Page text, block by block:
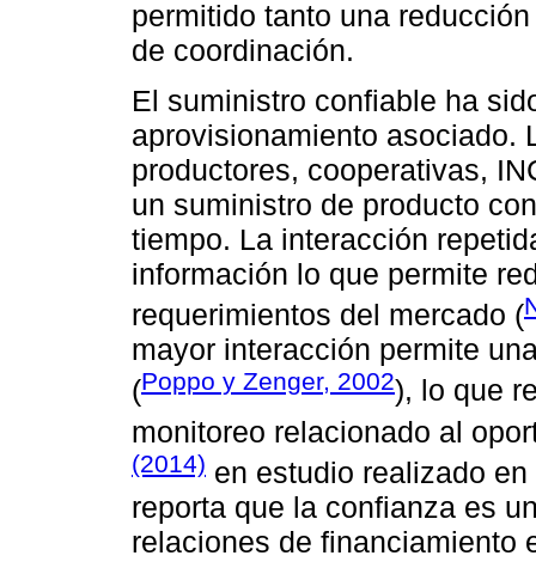
permitido tanto una
de coordinación.
El suministro confiable ha
aprovisionamiento asociado.
productores, cooperativas,
un suministro de producto
tiempo. La interacción
información lo que permite
requerimientos del mercado (
mayor interacción permite
(Poppo y Zenger, 2002), lo que
monitoreo relacionado al
(2014) en estudio realizado
reporta que la confianza es
relaciones de financiamiento